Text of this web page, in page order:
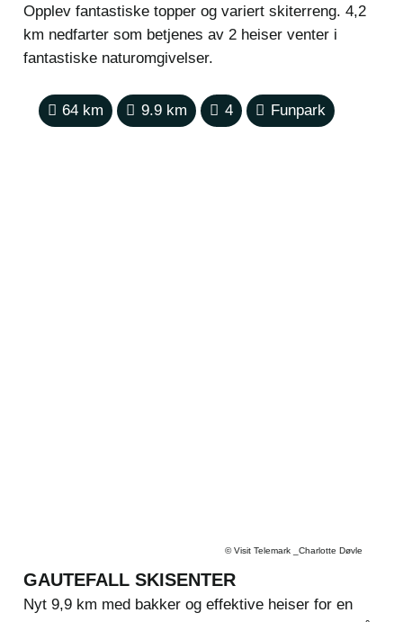
Opplev fantastiske topper og variert skiterreng. 4,2
km nedfarter som betjenes av 2 heiser venter i
fantastiske naturomgivelser.
©Visit Telemark _Charlotte Døvle
64 km 9.9 km 4 Funpark
GAUTEFALL SKISENTER
Nyt 9,9 km med bakker og effektive heiser for en